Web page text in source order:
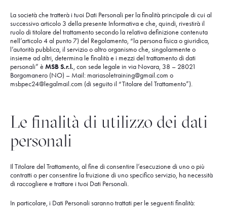
La società che tratterà i tuoi Dati Personali per la finalità principale di cui al
successivo articolo 3 della presente Informativa e che, quindi, rivestirà il
ruolo di titolare del trattamento secondo la relativa definizione contenuta
nell’articolo 4 al punto 7) del Regolamento, “la persona fisica o giuridica,
l’autorità pubblica, il servizio o altro organismo che, singolarmente o
insieme ad altri, determina le finalità e i mezzi del trattamento di dati
personali” è MSB S.r.l., con sede legale in via Novara, 38 – 28021
Borgomanero (NO) – Mail: mariasoletraining@gmail.com o
msbpec24@legalmail.com (di seguito il “Titolare del Trattamento”).
Le finalità di utilizzo dei dati
personali
Il Titolare del Trattamento, al fine di consentire l’esecuzione di uno o più
contratti o per consentire la fruizione di uno specifico servizio, ha necessità
di raccogliere e trattare i tuoi Dati Personali.
In particolare, i Dati Personali saranno trattati per le seguenti finalità: